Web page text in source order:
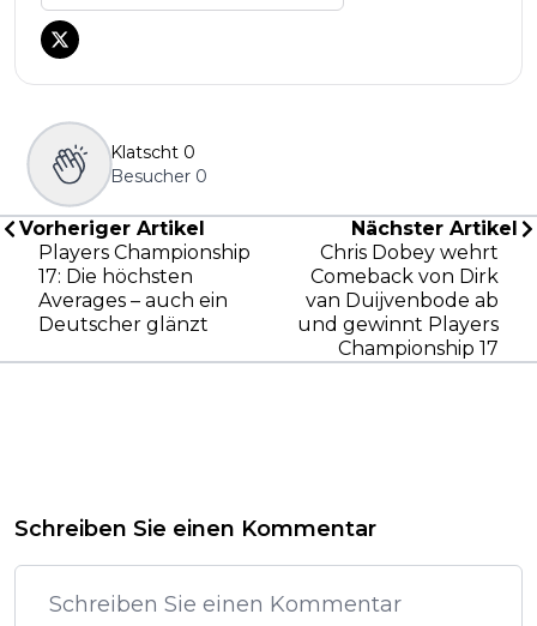
Klatscht 0
Besucher 0
Vorheriger Artikel
Players Championship
17: Die höchsten
Averages – auch ein
Deutscher glänzt
Nächster Artikel
Chris Dobey wehrt
Comeback von Dirk
van Duijvenbode ab
und gewinnt Players
Championship 17
Schreiben Sie einen Kommentar